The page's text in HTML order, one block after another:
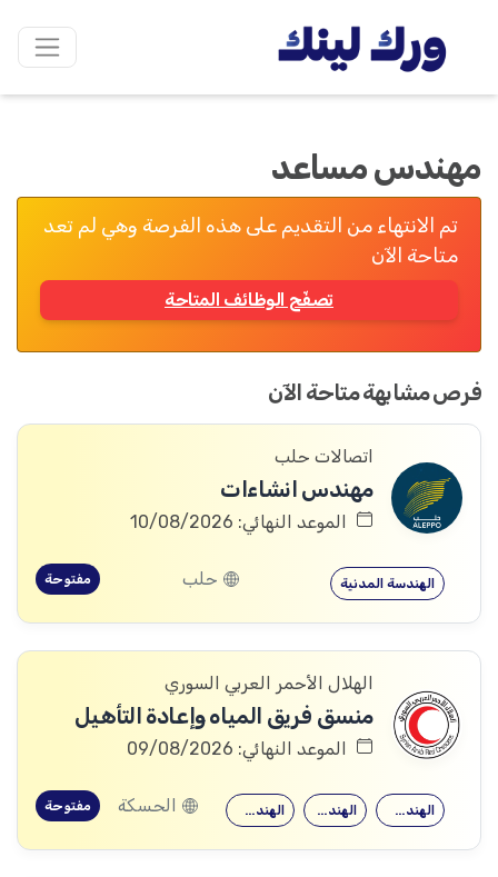
مهندس مساعد
تم الانتهاء من التقديم على هذه الفرصة وهي لم تعد
متاحة الآن
تصفّح الوظائف المتاحة
فرص مشابهة متاحة الآن
اتصالات حلب
مهندس انشاءات
الموعد النهائي: 10/08/2026
الهندسة المدنية حلب مفتوحة
الهلال الأحمر العربي السوري
منسق فريق المياه وإعادة التأهيل
الموعد النهائي: 09/08/2026
الهندسة الكهربائية الهندسة المدنية الهندسة المعمارية الحسكة مفتوحة